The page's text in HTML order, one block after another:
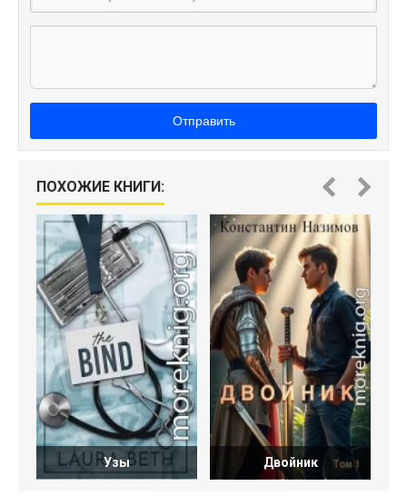
Отправить
ПОХОЖИЕ КНИГИ:
Узы Двойник